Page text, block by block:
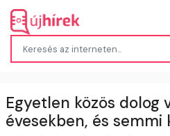
Egyetlen közös dolog
évesekben, és semmi